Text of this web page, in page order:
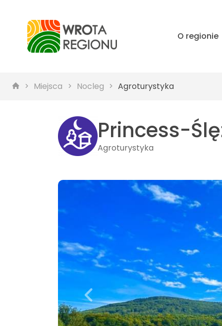
O regionie
Miejsca Nocleg Agroturystyka
Princess-
Agroturystyka